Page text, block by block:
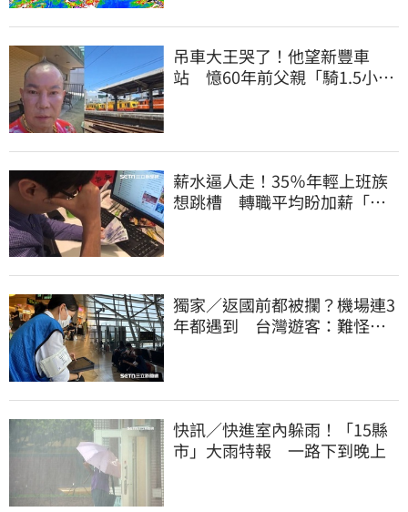
吊車大王哭了！他望新豐車
站 憶60年前父親「騎1.5小時
薪水逼人走！35％年輕上班族
想跳槽 轉職平均盼加薪「破
獨家／返國前都被攔？機場連3
年都遇到 台灣遊客：難怪日
快訊／快進室內躲雨！「15縣
市」大雨特報 一路下到晚上